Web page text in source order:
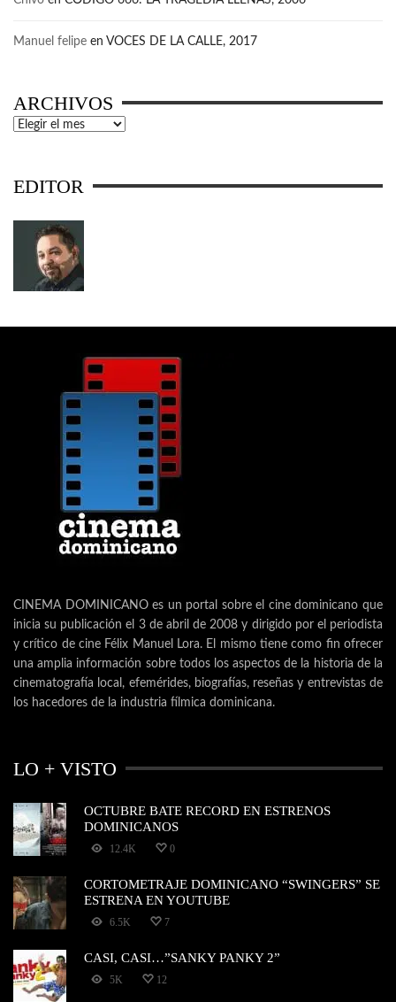
Manuel felipe en VOCES DE LA CALLE, 2017
ARCHIVOS
Archivos
EDITOR
CINEMA DOMINICANO es un portal sobre el cine dominicano que
inicia su publicación el 3 de abril de 2008 y dirigido por el periodista
y crítico de cine Félix Manuel Lora. El mismo tiene como fin ofrecer
una amplia información sobre todos los aspectos de la historia de la
cinematografía local, efemérides, biografías, reseñas y entrevistas de
los hacedores de la industria fílmica dominicana.
LO + VISTO
OCTUBRE BATE RECORD EN ESTRENOS
DOMINICANOS
12.4K 0
CORTOMETRAJE DOMINICANO “SWINGERS” SE
ESTRENA EN YOUTUBE
6.5K 7
CASI, CASI…”SANKY PANKY 2”
5K 12